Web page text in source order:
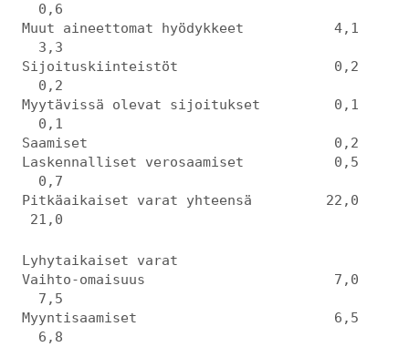
0,6
Muut aineettomat hyödykkeet 4,1
3,3
Sijoituskiinteistöt 0,2
0,2
Myytävissä olevat sijoitukset 0,1
0,1
Saamiset 0,2
Laskennalliset verosaamiset 0,5
0,7
Pitkäaikaiset varat yhteensä 22,0
21,0
Lyhytaikaiset varat
Vaihto-omaisuus 7,0
7,5
Myyntisaamiset 6,5
6,8